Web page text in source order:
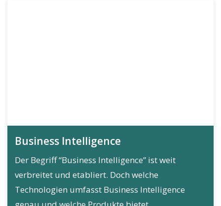
Business Intelligence
Der Begriff “Business Intelligence” ist weit
verbreitet und etabliert. Doch welche
Technologien umfasst Business Intelligence